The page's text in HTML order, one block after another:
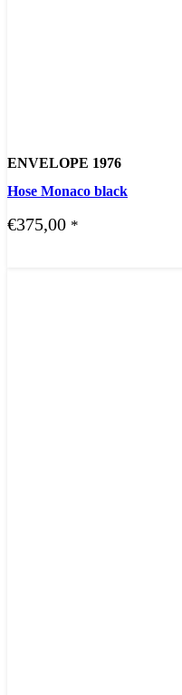
ENVELOPE 1976
Hose Monaco black
€375,00 *